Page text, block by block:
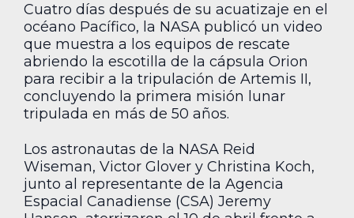
Cuatro días después de su acuatizaje en el
océano Pacífico, la NASA publicó un video
que muestra a los equipos de rescate
abriendo la escotilla de la cápsula Orion
para recibir a la tripulación de Artemis II,
concluyendo la primera misión lunar
tripulada en más de 50 años.
Los astronautas de la NASA Reid
Wiseman, Victor Glover y Christina Koch,
junto al representante de la Agencia
Espacial Canadiense (CSA) Jeremy